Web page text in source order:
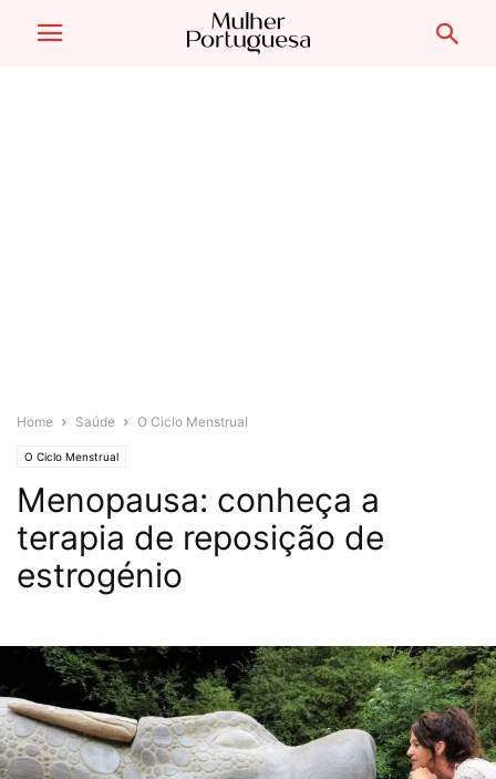
Home Saúde O Ciclo Menstrual
O Ciclo Menstrual
Menopausa: conheça a
terapia de reposição de
estrogénio